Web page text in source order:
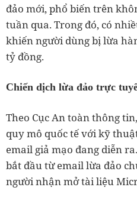
đảo mới, phổ biến trên
tuần qua. Trong đó, có
khiến người dùng bị lừa
tỷ đồng.
Chiến dịch lừa đảo trực
Theo Cục An toàn thông
quy mô quốc tế với kỹ
email giả mạo đang diễn
bắt đầu từ email lừa đảo
người nhận mở tài liệu